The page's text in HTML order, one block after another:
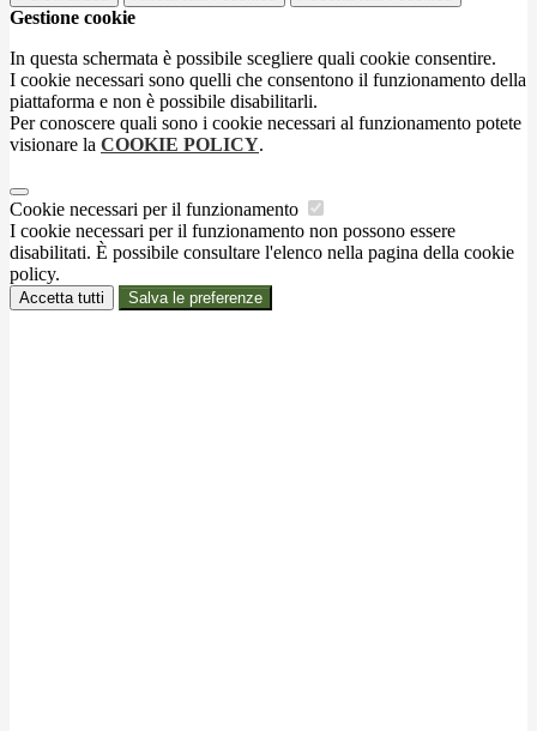
Gestione cookie
In questa schermata è possibile scegliere quali cookie consentire.
I cookie necessari sono quelli che consentono il funzionamento della
piattaforma e non è possibile disabilitarli.
Per conoscere quali sono i cookie necessari al funzionamento potete
visionare la COOKIE POLICY.
Cookie necessari per il funzionamento
I cookie necessari per il funzionamento non possono essere
disabilitati. È possibile consultare l'elenco nella pagina della cookie
policy.
Accetta tutti Salva le preferenze